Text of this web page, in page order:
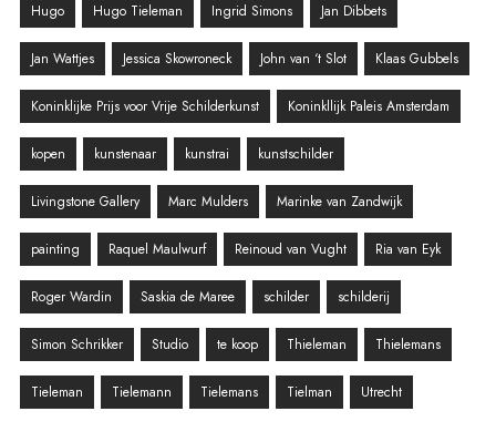
Hugo Hugo Tieleman Ingrid Simons Jan Dibbets
Jan Wattjes Jessica Skowroneck John van ‘t Slot Klaas Gubbels
Koninklijke Prijs voor Vrije Schilderkunst Koninkllijk Paleis Amsterdam
kopen kunstenaar kunstrai kunstschilder
Livingstone Gallery Marc Mulders Marinke van Zandwijk
painting Raquel Maulwurf Reinoud van Vught Ria van Eyk
Roger Wardin Saskia de Maree schilder schilderij
Simon Schrikker Studio te koop Thieleman Thielemans
Tieleman Tielemann Tielemans Tielman Utrecht